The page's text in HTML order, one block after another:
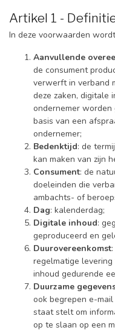
Artikel 1 -
In deze voorwaarden
Aanvullende
de consument
verwerft in verband
deze zaken, digitale
ondernemer
basis van een
ondernemer;
Bedenktijd: de
kan maken van zijn
Consument: de
doeleinden die
ambachts- of
Dag: kalenderdag;
Digitale inhoud:
geproduceerd en
Duurovereenkomst
regelmatige
inhoud gedurende
Duurzame
ook begrepen e-
staat stelt om
op te slaan op een